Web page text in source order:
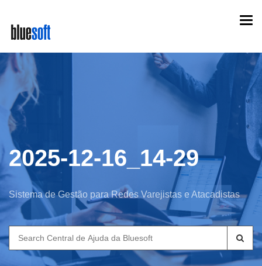
main
content
2025-12-16_14-29
Sistema de Gestão para Redes Varejistas e Atacadistas
Search
for: